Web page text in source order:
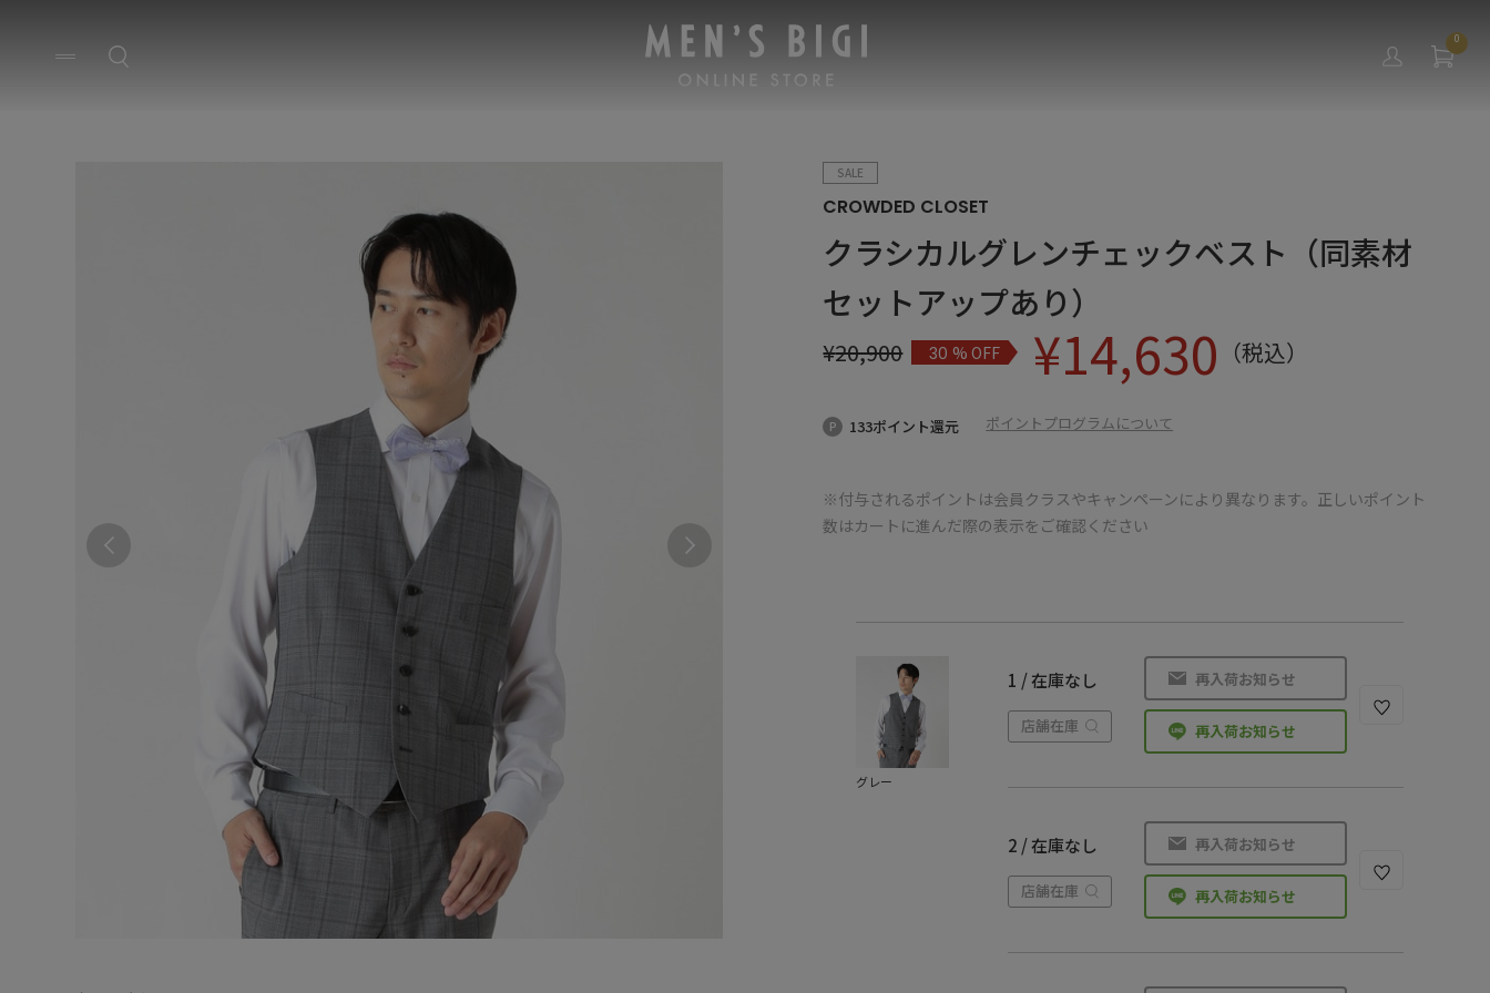
0
SALE
CROWDED CLOSET
クラシカルグレンチェックベスト（同素材
セットアップあり）
¥20,900 30% OFF ¥14,630 （税込）
133ポイント還元 ポイントプログラムについて
※付与されるポイントは会員クラスやキャンペーンにより異なります。正しいポイント
数はカートに進んだ際の表示をご確認ください
グレー
1 / 在庫なし
店舗在庫
再入荷お知らせ
再入荷お知らせ
2 / 在庫なし
店舗在庫
再入荷お知らせ
再入荷お知らせ